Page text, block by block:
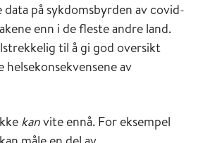
var antall dødsfall i
høyere enn forventet basert
for 2010-2019 (12). I
antall dødsfall 14 % høyere
for 2015-2019 (14).
i Dødsårsaksregisteret.
på sykdomsbyrden av covid-
enn i de fleste andre land.
til å gi god oversikt
av
kanvite ennå. For eksempel